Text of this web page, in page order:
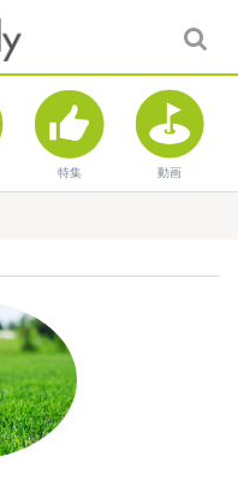
特集 動画